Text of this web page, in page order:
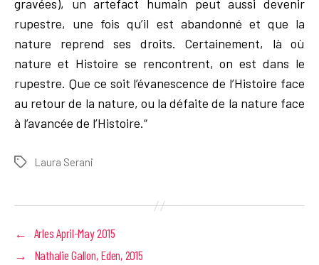
gravées), un artefact humain peut aussi devenir
rupestre, une fois qu’il est abandonné et que la
nature reprend ses droits. Certainement, là où
nature et Histoire se rencontrent, on est dans le
rupestre. Que ce soit l’évanescence de l’Histoire face
au retour de la nature, ou la défaite de la nature face
à l’avancée de l’Histoire.“
TagsLaura Serani
← Arles April-May 2015
→
Nathalie Gallon, Eden, 2015